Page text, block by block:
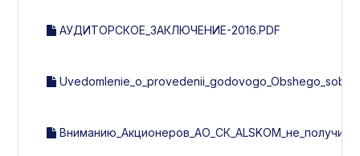
АУДИТОРСКОЕ_ЗАКЛЮЧЕНИЕ-2016.PDF